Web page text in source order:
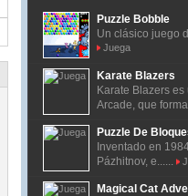
Puzzle Bobble
Un clásico juego
Juega
Karate Blazers
Karate Blazers
Arcade, que
Puzzle De
Inventado en
Pázhitnov, e......
Magical Cat